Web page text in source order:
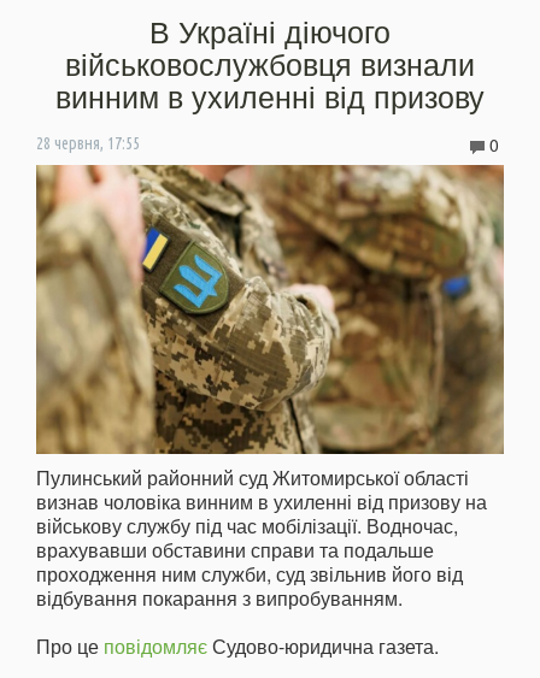
В Україні діючого
військовослужбовця визнали
винним в ухиленні від призову
28 червня, 17:55 0
Пулинський районний суд Житомирської області
визнав чоловіка винним в ухиленні від призову на
військову службу під час мобілізації. Водночас,
врахувавши обставини справи та подальше
проходження ним служби, суд звільнив його від
відбування покарання з випробуванням.
Про це повідомляєСудово-юридична газета.